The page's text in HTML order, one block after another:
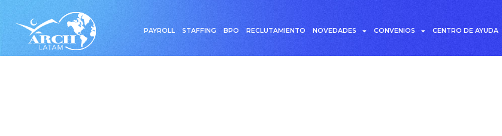
PAYROLL STAFFING BPO RECLUTAMIENTO NOVEDADES CONVENIOS CENTRO DE AYUDA